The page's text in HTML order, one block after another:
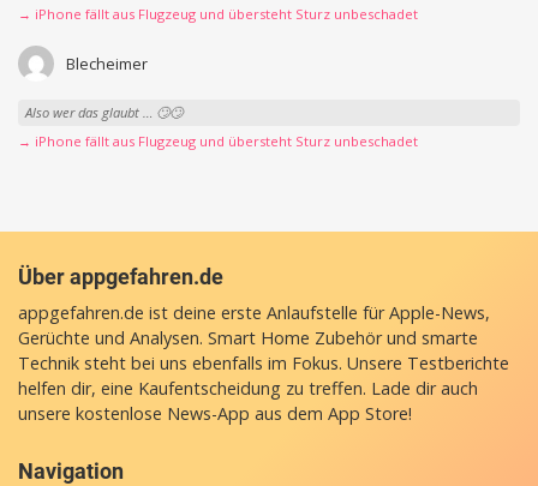
→ iPhone fällt aus Flugzeug und übersteht Sturz unbeschadet
Blecheimer
Also wer das glaubt … 🙄🙄
→ iPhone fällt aus Flugzeug und übersteht Sturz unbeschadet
Über appgefahren.de
appgefahren.de ist deine erste Anlaufstelle für Apple-News,
Gerüchte und Analysen. Smart Home Zubehör und smarte
Technik steht bei uns ebenfalls im Fokus. Unsere Testberichte
helfen dir, eine Kaufentscheidung zu treffen. Lade dir auch
unsere kostenlose News-App aus dem App Store!
Navigation